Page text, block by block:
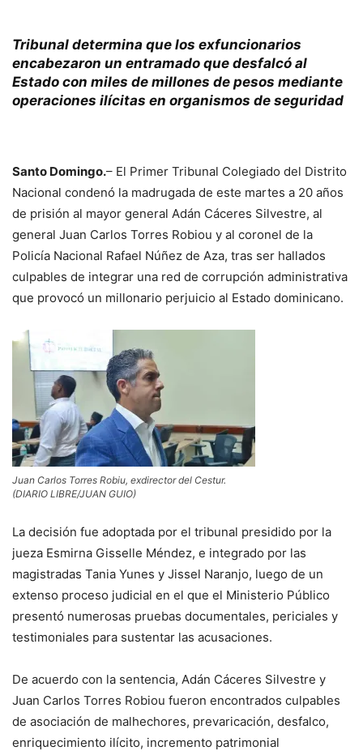
Tribunal determina que los exfuncionarios
encabezaron un entramado que desfalcó al
Estado con miles de millones de pesos mediante
operaciones ilícitas en organismos de seguridad
Santo Domingo.– El Primer Tribunal Colegiado del Distrito
Nacional condenó la madrugada de este martes a 20 años
de prisión al mayor general Adán Cáceres Silvestre, al
general Juan Carlos Torres Robiou y al coronel de la
Policía Nacional Rafael Núñez de Aza, tras ser hallados
culpables de integrar una red de corrupción administrativa
que provocó un millonario perjuicio al Estado dominicano.
Juan Carlos Torres Robiu, exdirector del Cestur.
(DIARIO LIBRE/JUAN GUIO)
La decisión fue adoptada por el tribunal presidido por la
jueza Esmirna Gisselle Méndez, e integrado por las
magistradas Tania Yunes y Jissel Naranjo, luego de un
extenso proceso judicial en el que el Ministerio Público
presentó numerosas pruebas documentales, periciales y
testimoniales para sustentar las acusaciones.
De acuerdo con la sentencia, Adán Cáceres Silvestre y
Juan Carlos Torres Robiou fueron encontrados culpables
de asociación de malhechores, prevaricación, desfalco,
enriquecimiento ilícito, incremento patrimonial